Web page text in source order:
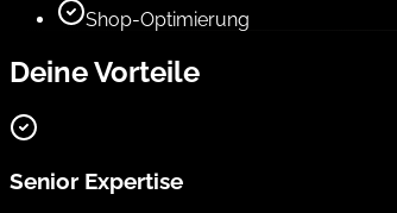
Shop-Optimierung
Deine Vorteile
Senior Expertise